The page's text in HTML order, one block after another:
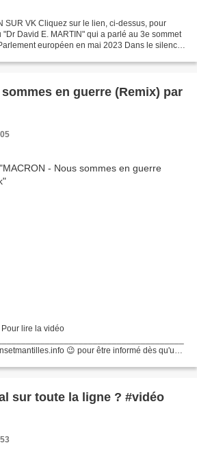
SUR VK Cliquez sur le lien, ci-dessus, pour
David E. MARTIN" qui a parlé au 3e sommet
européen en mai 2023 Dans le silence
en guerre (Remix) par
lire la vidéo
😉 pour être informé dès qu'un
sur toute la ligne ? #vidéo